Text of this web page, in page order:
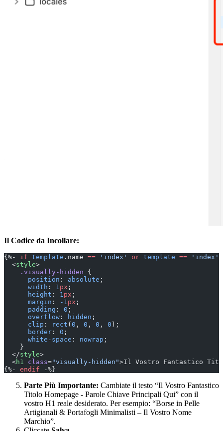
Il Codice da Incollare:
{%- if template .name == 'index' or template == 'index'
  <
style>
    .visually-hidden
{
      position
: absolute ;
      width
: 1px ;
      height
: 1px ;
      margin
: -1px ;
      padding
: 0 ;
      overflow
: hidden ;
      clip
: rect ( 0 , 0 , 0 , 0 );
      border
: 0 ;
      white-space
: nowrap ;
    }
  </
style>
  <
h1 class="visually-hidden">Il Vostro Fantastico
{%- endif -%}
Parte Più Importante: Cambiate il testo “Il Vostro Fantastico
Titolo Homepage - Parole Chiave Principali Qui” con il
vostro H1 reale desiderato. Per esempio: “Borse in Pelle
Artigianali & Portafogli Minimalisti – Il Vostro Nome
Marchio”.